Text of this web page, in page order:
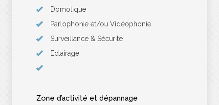
Domotique
Parlophonie et/ou Vidéophonie
Surveillance & Sécurité
Eclairage
...
Zone d’activité et dépannage